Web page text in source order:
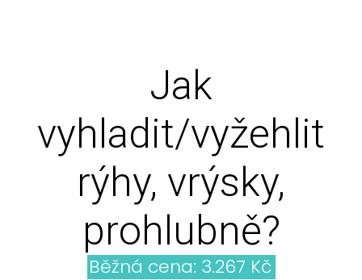
Jak
vyhladit/vyžehlit
rýhy, vrýsky,
prohlubně?
Běžná cena: 3.267 Kč